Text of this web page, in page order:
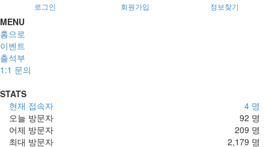
로그인 회원가입 정보찾기
MENU
홈으로
이벤트
출석부
1:1 문의
STATS
4 명
현재 접속자
92 명
오늘 방문자
209 명
어제 방문자
2,179 명
최대 방문자